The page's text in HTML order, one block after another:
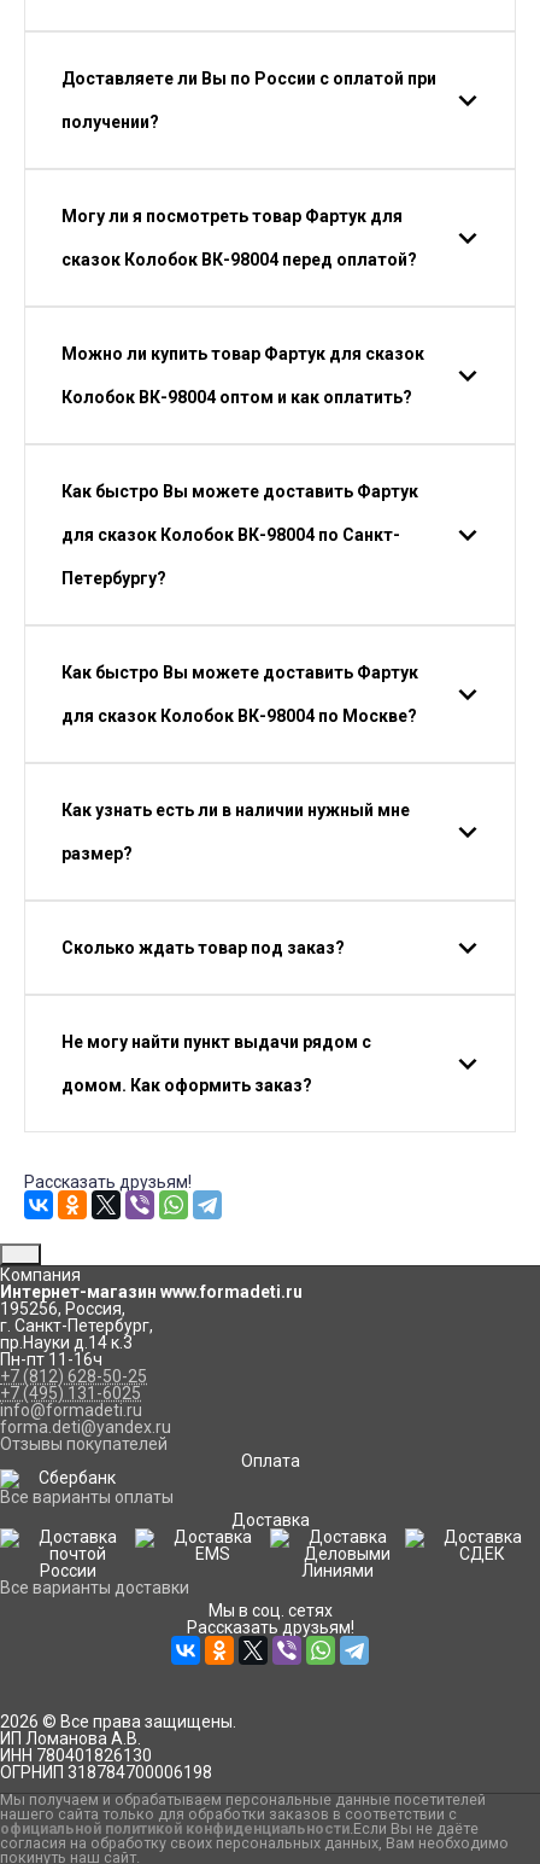
Доставляете ли Вы по России с оплатой при
получении?
Могу ли я посмотреть товар Фартук для
сказок Колобок ВК-98004 перед оплатой?
Можно ли купить товар Фартук для сказок
Колобок ВК-98004 оптом и как оплатить?
Как быстро Вы можете доставить Фартук
для сказок Колобок ВК-98004 по Санкт-
Петербургу?
Как быстро Вы можете доставить Фартук
для сказок Колобок ВК-98004 по Москве?
Как узнать есть ли в наличии нужный мне
размер?
Сколько ждать товар под заказ?
Не могу найти пункт выдачи рядом с
домом. Как оформить заказ?
Рассказать друзьям!
Компания
Интернет-магазин www.formadeti.ru
195256, Россия,
г. Санкт-Петербург,
пр.Науки д.14 к.3
Пн-пт 11-16ч
+7 (812) 628-50-25
+7 (495) 131-6025
info@formadeti.ru
forma.deti@yandex.ru
Отзывы покупателей
Оплата
Все варианты оплаты
Доставка
Все варианты доставки
Мы в соц. сетях
Рассказать друзьям!
2026 © Все права защищены.
ИП Ломанова А.В.
ИНН 780401826130
ОГРНИП 318784700006198
Мы получаем и обрабатываем персональные данные посетителей
нашего сайта только для обработки заказов в соответствии с
официальной политикой конфиденциальности.Если Вы не даёте
согласия на обработку своих персональных данных, Вам необходимо
покинуть наш сайт.